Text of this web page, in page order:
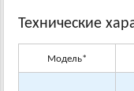
Технические
Модель*